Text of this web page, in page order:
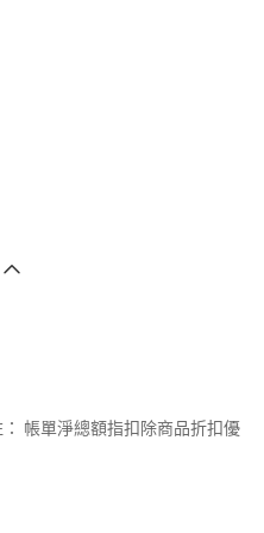
帳單淨總額指扣除商品折扣優